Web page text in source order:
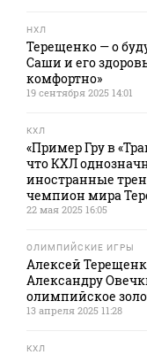
НХЛ
Терещенко — о
Саши и его
комфортно»
19 сентября 2025 14:01
КХЛ
«Пример Гру в
что КХЛ
иностранные
чемпион мира
22 мая 2025 16:05
ОЛИМПИЙСКИЕ ИГРЫ
Алексей
Александру
олимпийское
13 апреля 2025 11:28
КХЛ